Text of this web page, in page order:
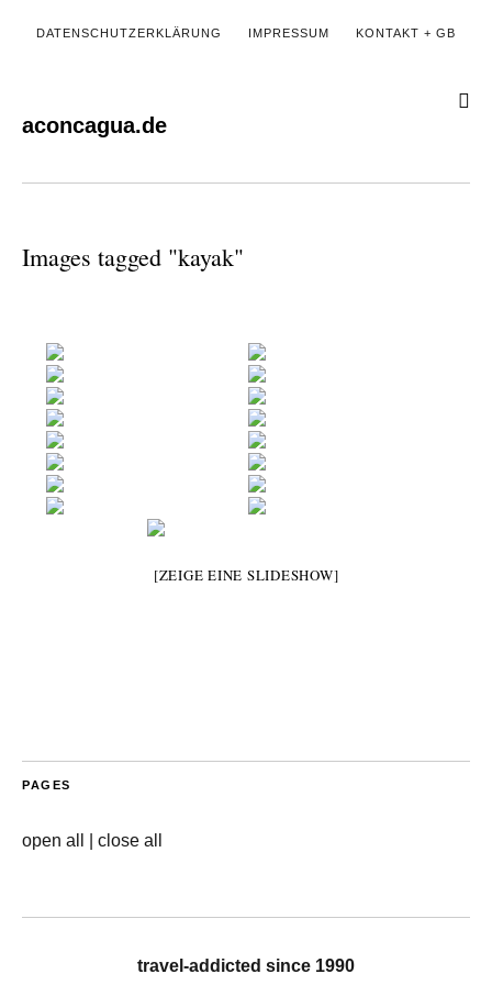
DATENSCHUTZERKLÄRUNG IMPRESSUM KONTAKT + GB
aconcagua.de
Images tagged "kayak"
[ZEIGE EINE SLIDESHOW]
PAGES
open all close all
travel-addicted since 1990